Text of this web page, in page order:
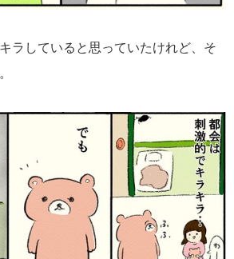
ラしていると思っていたけれど、そ